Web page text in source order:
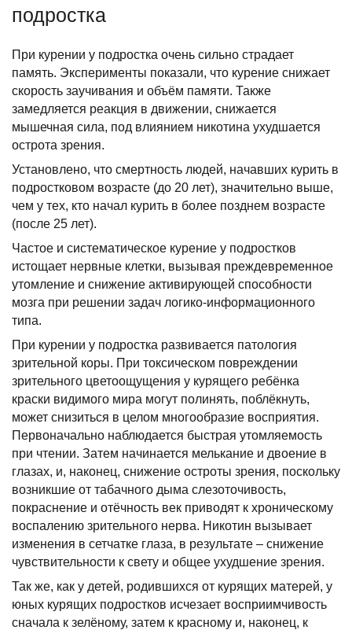
подростка
При курении у подростка очень сильно страдает
память. Эксперименты показали, что курение снижает
скорость заучивания и объём памяти. Также
замедляется реакция в движении, снижается
мышечная сила, под влиянием никотина ухудшается
острота зрения.
Установлено, что смертность людей, начавших курить в
подростковом возрасте (до 20 лет), значительно выше,
чем у тех, кто начал курить в более позднем возрасте
(после 25 лет).
Частое и систематическое курение у подростков
истощает нервные клетки, вызывая преждевременное
утомление и снижение активирующей способности
мозга при решении задач логико-информационного
типа.
При курении у подростка развивается патология
зрительной коры. При токсическом повреждении
зрительного цветоощущения у курящего ребёнка
краски видимого мира могут полинять, поблёкнуть,
может снизиться в целом многообразие восприятия.
Первоначально наблюдается быстрая утомляемость
при чтении. Затем начинается мелькание и двоение в
глазах, и, наконец, снижение остроты зрения, поскольку
возникшие от табачного дыма слезоточивость,
покраснение и отёчность век приводят к хроническому
воспалению зрительного нерва. Никотин вызывает
изменения в сетчатке глаза, в результате – снижение
чувствительности к свету и общее ухудшение зрения.
Так же, как у детей, родившихся от курящих матерей, у
юных курящих подростков исчезает восприимчивость
сначала к зелёному, затем к красному и, наконец, к